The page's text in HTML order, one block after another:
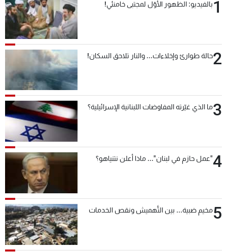
1بالفيديو: الظهور الأوّل لمجتبى خامنئي!
2حالة طوارئ وإخلاءات... والنار تلاحق السكان!
3ما الذي غيّرته المفاوضات اللبنانية الإسرائيلية؟
4"عمل حازم في لبنان"... ماذا أعلن نتنياهو؟
5مخيم ضبية... بين التَّهميش ونقص الخدمات